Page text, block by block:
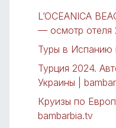
L’OCEANICA
— осмотр отеля
Туры в Испанию
Турция 2024.
Украины |
Круизы по
bambarbia.tv